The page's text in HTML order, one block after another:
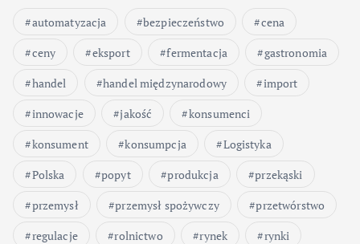
automatyzacja bezpieczeństwo
cena
ceny
eksport fermentacja
gastronomia
handel
handel międzynarodowy
import
innowacje
jakość
konsumenci
konsument
konsumpcja
Logistyka
Polska
popyt produkcja
przekąski
przemysł
przemysł spożywczy
przetwórstwo
regulacje
rolnictwo rynek
rynki